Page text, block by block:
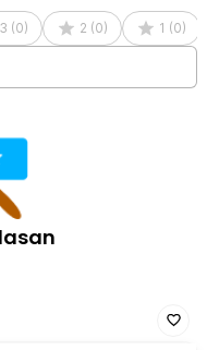
3 (0) 2 (0) 1 (0)